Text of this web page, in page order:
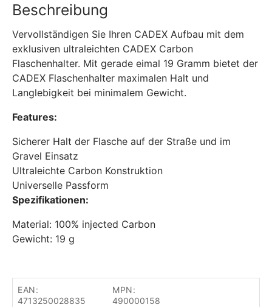
Beschreibung
Vervollständigen Sie Ihren CADEX Aufbau mit dem
exklusiven ultraleichten CADEX Carbon
Flaschenhalter. Mit gerade eimal 19 Gramm bietet der
CADEX Flaschenhalter maximalen Halt und
Langlebigkeit bei minimalem Gewicht.
Features:
Sicherer Halt der Flasche auf der Straße und im
Gravel Einsatz
Ultraleichte Carbon Konstruktion
Universelle Passform
Spezifikationen:
Material: 100% injected Carbon
Gewicht: 19 g
EAN:
4713250028835
MPN:
490000158